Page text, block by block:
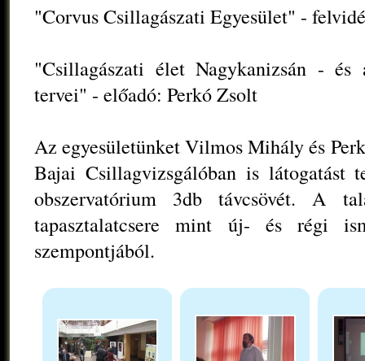
"Corvus Csillagászati Egyesület" -
"Csillagászati élet Nagykanizsán -
tervei" - előadó: Perkó Zsolt
Az egyesületünket Vilmos Mihály és
Bajai Csillagvizsgálóban is látogatást
obszervatórium 3db távcsövét. A
tapasztalatcsere mint új- és régi
szempontjából.